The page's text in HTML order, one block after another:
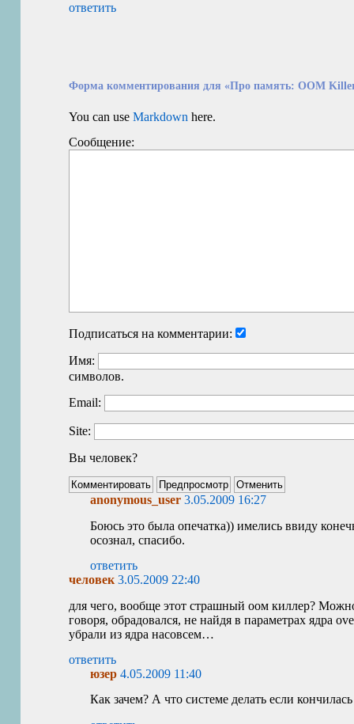
ответить
Форма комментирования для «Про память: OOM
You can useMarkdown here.
Сообщение:
Подписаться на комментарии:
Имя:
символов.
Email:
Site:
Вы человек?
anonymous_user3.05.2009 16:27
Боюсь это была опечатка)) имелись ввиду
осознал, спасибо.
ответить
человек3.05.2009 22:40
для чего, вообще этот страшный оом киллер?
говоря, обрадовался, не найдя в параметрах ядра
убрали из ядра насовсем…
ответить
юзер4.05.2009 11:40
Как зачем? А что системе делать если